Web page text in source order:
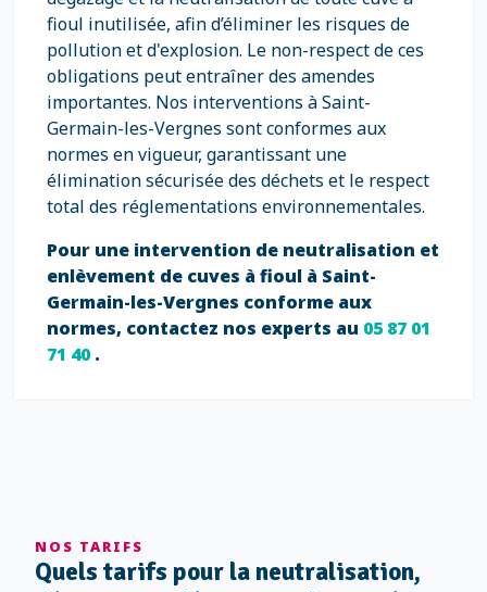
fioul inutilisée, afin d’éliminer les risques de
pollution et d'explosion. Le non-respect de ces
obligations peut entraîner des amendes
importantes. Nos interventions à Saint-
Germain-les-Vergnes sont conformes aux
normes en vigueur, garantissant une
élimination sécurisée des déchets et le respect
total des réglementations environnementales.
Pour une intervention de neutralisation et
enlèvement de cuves à fioul à Saint-
Germain-les-Vergnes conforme aux
normes, contactez nos experts au 05 87 01
71 40.
NOS TARIFS
Quels tarifs pour la neutralisation,